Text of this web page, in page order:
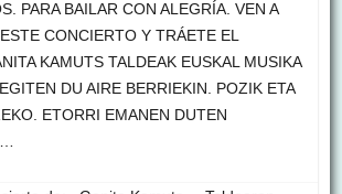
PARA BAILAR CON ALEGRÍA. VEN A
CONCIERTO Y TRÁETE EL
KAMUTS TALDEAK EUSKAL MUSIKA
DU AIRE BERRIEKIN. POZIK ETA
ETORRI EMANEN DUTEN